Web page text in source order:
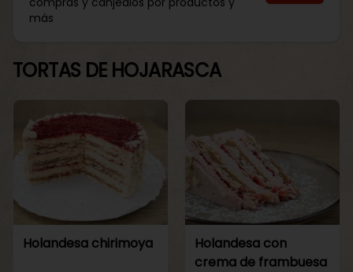
más
TORTAS DE HOJARASCA
Holandesa chirimoya
Holandesa con
crema de frambuesa